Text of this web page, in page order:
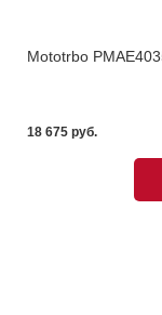
Mototrbo
18 675 pуб.